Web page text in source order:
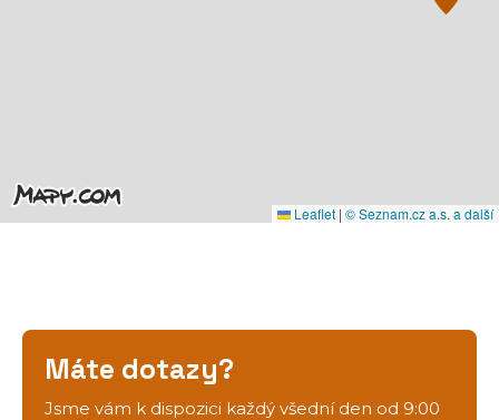
Leaflet | © Seznam.cz a.s. a další
Máte dotazy?
Jsme vám k dispozici každý všední den od 9:00